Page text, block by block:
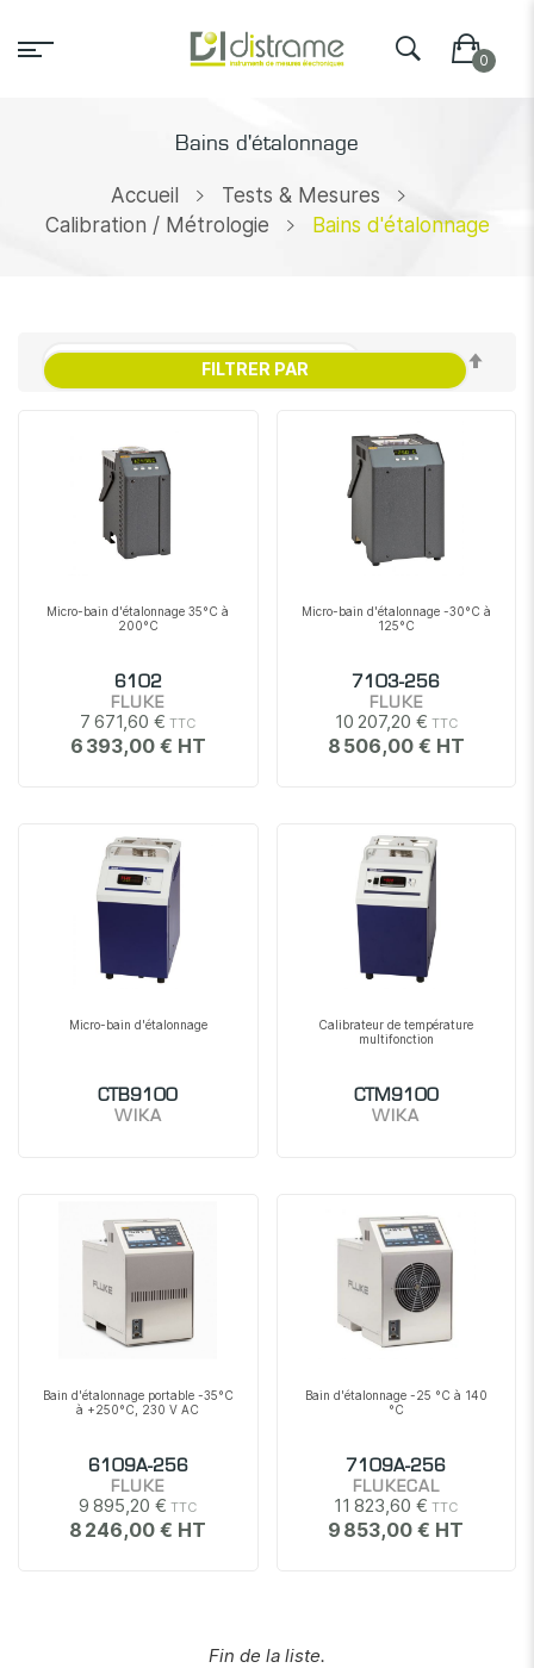
Bains d'étalonnage
Accueil
Tests & Mesures
Calibration / Métrologie
Bains d'étalonnage
Micro-bain d'étalonnage 35°C à
200°C
6102
FLUKE
7 671,60 €
6 393,00 €
Micro-bain d'étalonnage -30°C à
125°C
7103-256
FLUKE
10 207,20 €
8 506,00 €
Micro-bain d'étalonnage
CTB9100
WIKA
Calibrateur de température
multifonction
CTM9100
WIKA
Bain d'étalonnage portable -35°C
à +250°C, 230 V AC
6109A-256
FLUKE
9 895,20 €
8 246,00 €
Bain d'étalonnage -25 °C à 140
°C
7109A-256
FLUKECAL
11 823,60 €
9 853,00 €
Fin de la liste.
FILTRER PAR